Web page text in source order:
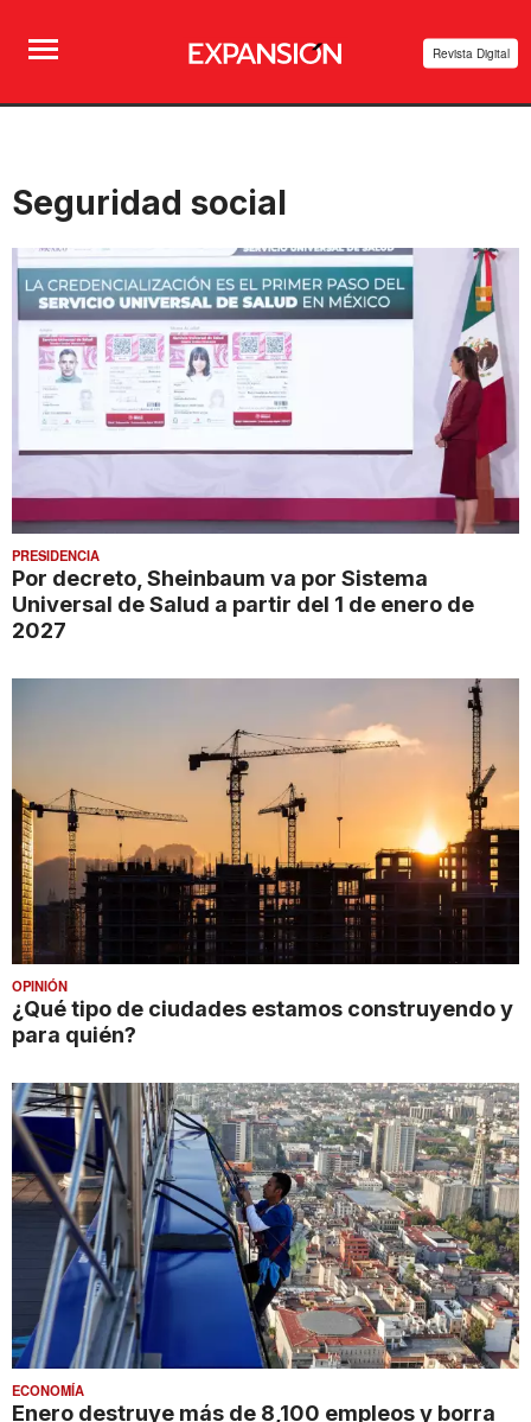
Revista Digital
Seguridad social
PRESIDENCIA
Por decreto, Sheinbaum va por Sistema
Universal de Salud a partir del 1 de enero de
2027
OPINIÓN
¿Qué tipo de ciudades estamos construyendo y
para quién?
ECONOMÍA
Enero destruye más de 8,100 empleos y borra